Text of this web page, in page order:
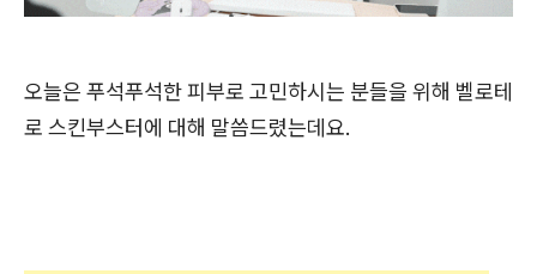
오늘은 푸석푸석한 피부로 고민하시는 분들을 위해 벨로테
로 스킨부스터에 대해 말씀드렸는데요.